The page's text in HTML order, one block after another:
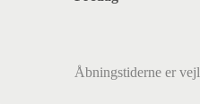
Åbningstiderne er